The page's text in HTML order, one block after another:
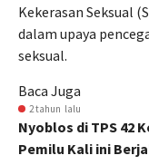
Kekerasan Seksual
dalam upaya
seksual.
Baca Juga
2 tahun lalu
Nyoblos di TPS 42
Pemilu Kali ini